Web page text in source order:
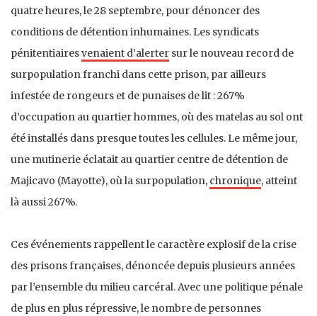
quatre heures, le 28 septembre, pour dénoncer des
conditions de détention inhumaines. Les syndicats
pénitentiairesvenaient d’alerter sur le nouveau record de
surpopulation franchi dans cette prison, par ailleurs
infestée de rongeurs et de punaises de lit : 267%
d’occupation au quartier hommes, où des matelas au sol ont
été installés dans presque toutes les cellules. Le même jour,
une mutinerie éclatait au quartier centre de détention de
Majicavo (Mayotte), où la surpopulation, chronique, atteint
là aussi 267%.
Ces événements rappellent le caractère explosif de la crise
des prisons françaises, dénoncée depuis plusieurs années
par l’ensemble du milieu carcéral. Avec une politique pénale
de plus en plus répressive, le nombre de personnes